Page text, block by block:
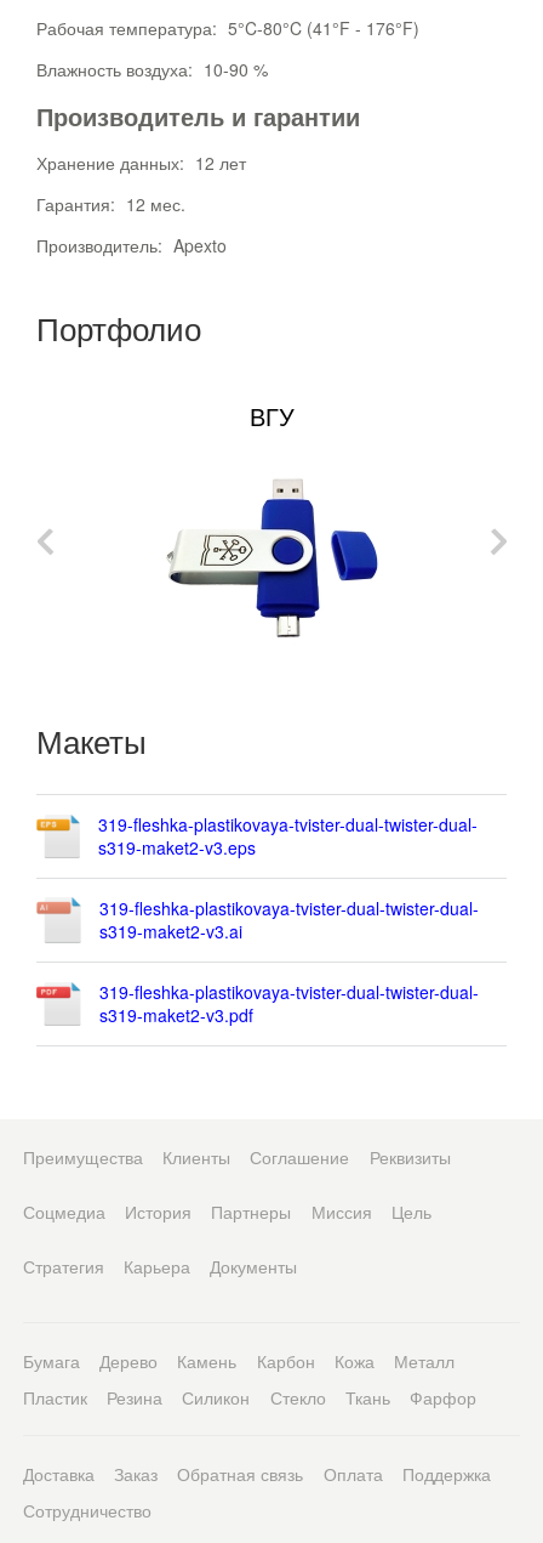
Рабочая температура: 5°C-80°C (41°F - 176°F)
Влажность воздуха: 10-90 %
Производитель и гарантии
Хранение данных: 12 лет
Гарантия: 12 мес.
Производитель: Apexto
Портфолио
ВГУ
Макеты
319-fleshka-plastikovaya-tvister-dual-twister-dual-
s319-maket2-v3.eps
319-fleshka-plastikovaya-tvister-dual-twister-dual-
s319-maket2-v3.ai
319-fleshka-plastikovaya-tvister-dual-twister-dual-
s319-maket2-v3.pdf
Преимущества Клиенты Соглашение Реквизиты
Соцмедиа История Партнеры Миссия Цель
Стратегия Карьера Документы
Бумага Дерево Камень Карбон Кожа
Металл
Пластик
Резина Силикон Стекло Ткань Фарфор
Доставка Заказ Обратная связь Оплата
Поддержка
Сотрудничество